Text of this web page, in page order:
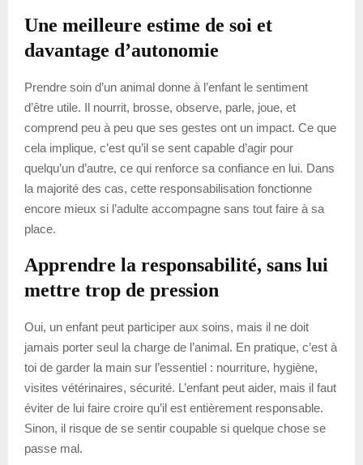
Une meilleure estime de soi et
davantage d’autonomie
Prendre soin d’un animal donne à l’enfant le sentiment
d’être utile. Il nourrit, brosse, observe, parle, joue, et
comprend peu à peu que ses gestes ont un impact. Ce que
cela implique, c’est qu’il se sent capable d’agir pour
quelqu’un d’autre, ce qui renforce sa confiance en lui. Dans
la majorité des cas, cette responsabilisation fonctionne
encore mieux si l’adulte accompagne sans tout faire à sa
place.
Apprendre la responsabilité, sans lui
mettre trop de pression
Oui, un enfant peut participer aux soins, mais il ne doit
jamais porter seul la charge de l’animal. En pratique, c’est à
toi de garder la main sur l’essentiel : nourriture, hygiène,
visites vétérinaires, sécurité. L’enfant peut aider, mais il faut
éviter de lui faire croire qu’il est entièrement responsable.
Sinon, il risque de se sentir coupable si quelque chose se
passe mal.